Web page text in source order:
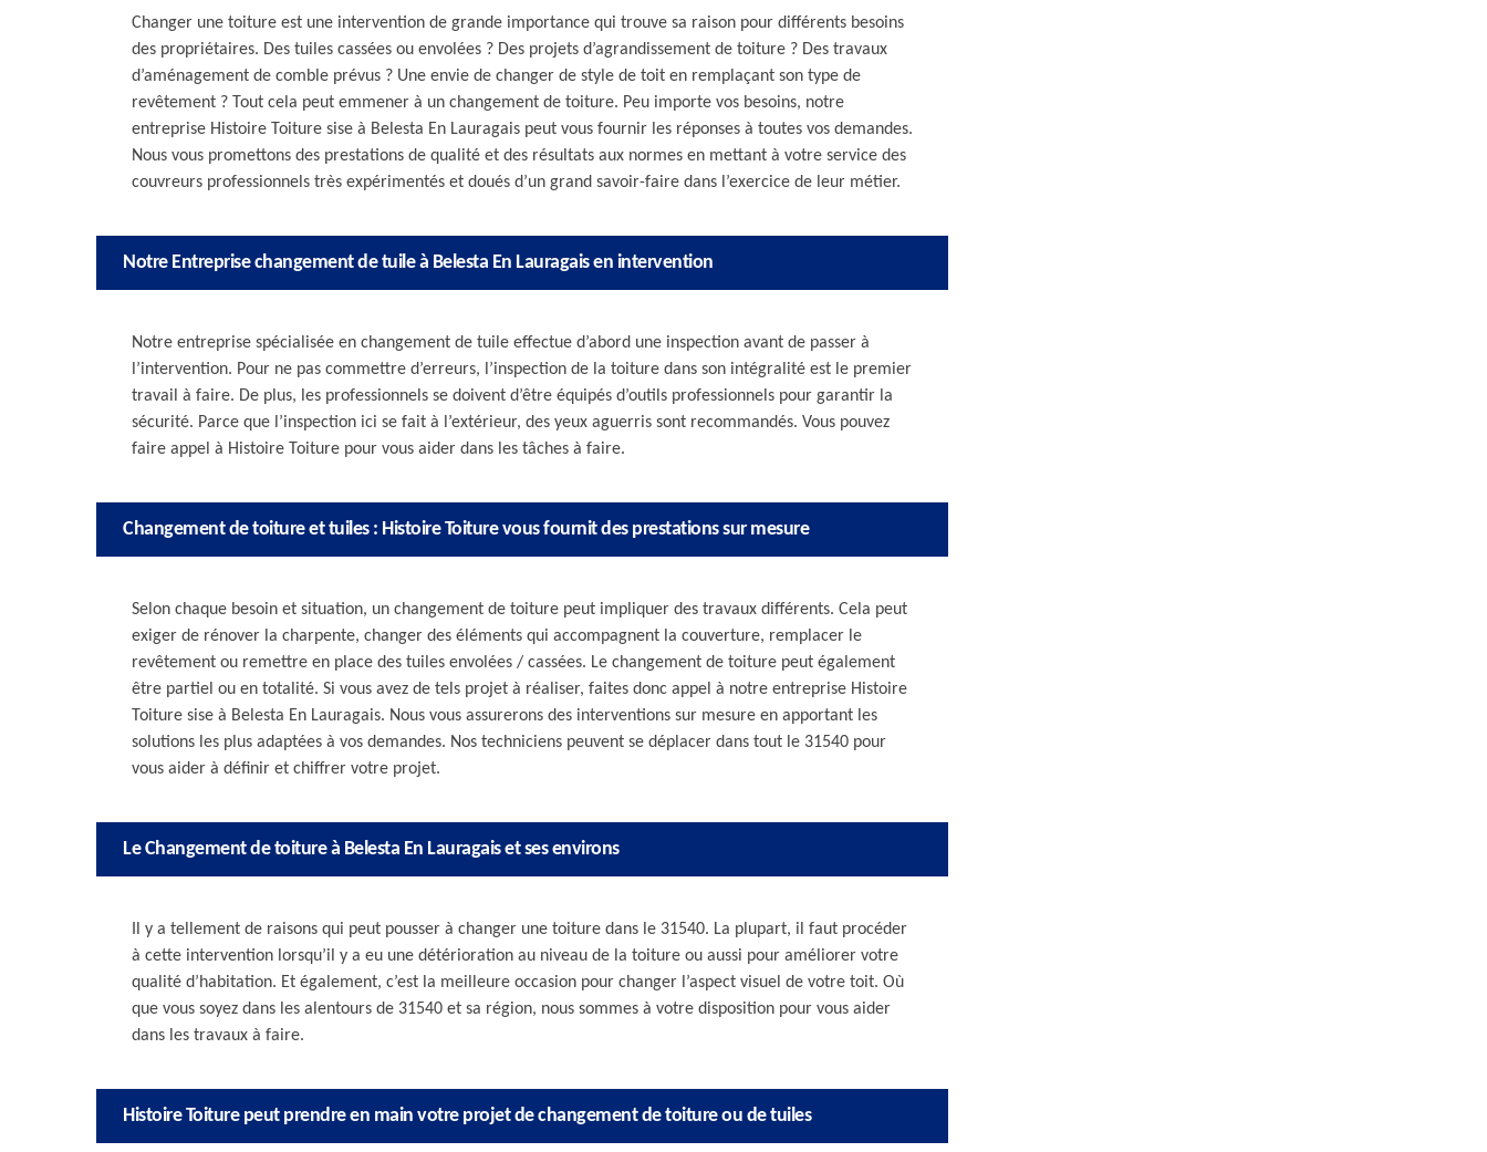
Changer une toiture est une intervention de grande importance qui trouve sa raison pour différents besoins
des propriétaires. Des tuiles cassées ou envolées ? Des projets d’agrandissement de toiture ? Des travaux
d’aménagement de comble prévus ? Une envie de changer de style de toit en remplaçant son type de
revêtement ? Tout cela peut emmener à un changement de toiture. Peu importe vos besoins, notre
entreprise Histoire Toiture sise à Belesta En Lauragais peut vous fournir les réponses à toutes vos demandes.
Nous vous promettons des prestations de qualité et des résultats aux normes en mettant à votre service des
couvreurs professionnels très expérimentés et doués d’un grand savoir-faire dans l’exercice de leur métier.
Notre Entreprise changement de tuile à Belesta En Lauragais en intervention
Notre entreprise spécialisée en changement de tuile effectue d’abord une inspection avant de passer à
l’intervention. Pour ne pas commettre d’erreurs, l’inspection de la toiture dans son intégralité est le premier
travail à faire. De plus, les professionnels se doivent d’être équipés d’outils professionnels pour garantir la
sécurité. Parce que l’inspection ici se fait à l’extérieur, des yeux aguerris sont recommandés. Vous pouvez
faire appel à Histoire Toiture pour vous aider dans les tâches à faire.
Changement de toiture et tuiles : Histoire Toiture vous fournit des prestations sur mesure
Selon chaque besoin et situation, un changement de toiture peut impliquer des travaux différents. Cela peut
exiger de rénover la charpente, changer des éléments qui accompagnent la couverture, remplacer le
revêtement ou remettre en place des tuiles envolées / cassées. Le changement de toiture peut également
être partiel ou en totalité. Si vous avez de tels projet à réaliser, faites donc appel à notre entreprise Histoire
Toiture sise à Belesta En Lauragais. Nous vous assurerons des interventions sur mesure en apportant les
solutions les plus adaptées à vos demandes. Nos techniciens peuvent se déplacer dans tout le 31540 pour
vous aider à définir et chiffrer votre projet.
Le Changement de toiture à Belesta En Lauragais et ses environs
Il y a tellement de raisons qui peut pousser à changer une toiture dans le 31540. La plupart, il faut procéder
à cette intervention lorsqu’il y a eu une détérioration au niveau de la toiture ou aussi pour améliorer votre
qualité d’habitation. Et également, c’est la meilleure occasion pour changer l’aspect visuel de votre toit. Où
que vous soyez dans les alentours de 31540 et sa région, nous sommes à votre disposition pour vous aider
dans les travaux à faire.
Histoire Toiture peut prendre en main votre projet de changement de toiture ou de tuiles